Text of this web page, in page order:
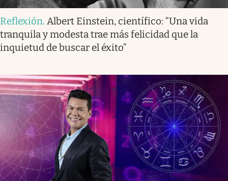
Reflexión. Albert Einstein, científico: “Una vida
tranquila y modesta trae más felicidad que la
inquietud de buscar el éxito”